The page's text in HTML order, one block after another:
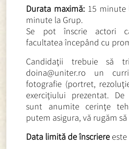
Durata maximă: 15 minute
minute la Grup.
Se pot înscrie actori
facultatea începând cu
Candidaţii trebuie să
doina@uniter.ro un
fotografie (portret,
exerciţiului prezentat. De
sunt anumite cerinţe
putem asigura, vă rugăm
Data limită de înscriere